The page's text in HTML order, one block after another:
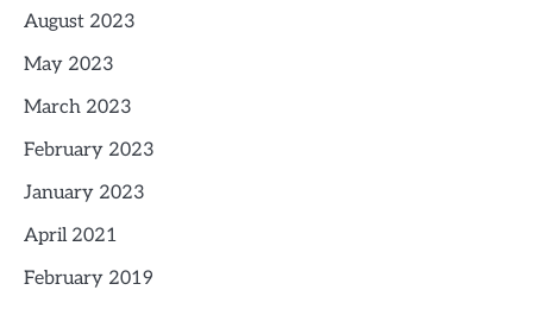
August 2023
May 2023
March 2023
February 2023
January 2023
April 2021
February 2019